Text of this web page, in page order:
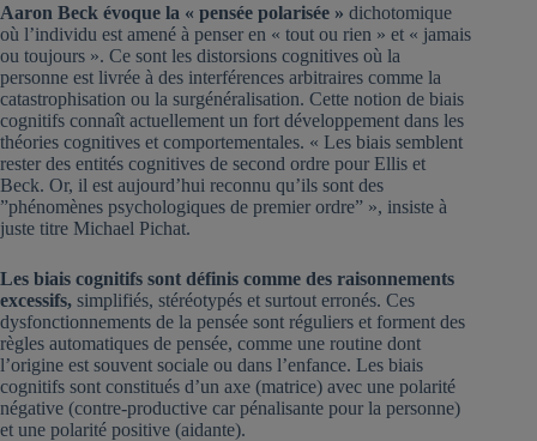
Aaron Beck évoque la « pensée polarisée » dichotomique
où l’individu est amené à penser en « tout ou rien » et « jamais
ou toujours ». Ce sont les distorsions cognitives où la
personne est livrée à des interférences arbitraires comme la
catastrophisation ou la surgénéralisation. Cette notion de biais
cognitifs connaît actuellement un fort développement dans les
théories cognitives et comportementales. « Les biais semblent
rester des entités cognitives de second ordre pour Ellis et
Beck. Or, il est aujourd’hui reconnu qu’ils sont des
”phénomènes psychologiques de premier ordre” », insiste à
juste titre Michael Pichat.
Les biais cognitifs sont définis comme des raisonnements
excessifs, simplifiés, stéréotypés et surtout erronés. Ces
dysfonctionnements de la pensée sont réguliers et forment des
règles automatiques de pensée, comme une routine dont
l’origine est souvent sociale ou dans l’enfance. Les biais
cognitifs sont constitués d’un axe (matrice) avec une polarité
négative (contre-productive car pénalisante pour la personne)
et une polarité positive (aidante).